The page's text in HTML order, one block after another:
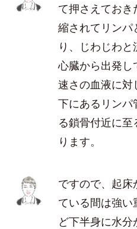
て押さえておき
縮されてリンパ
り、じわじわと
心臓から出発し
速さの血液に対
下にあるリンパ
る鎖骨付近に
ります。
ですので、起床
ている間は強
ど下半身に水